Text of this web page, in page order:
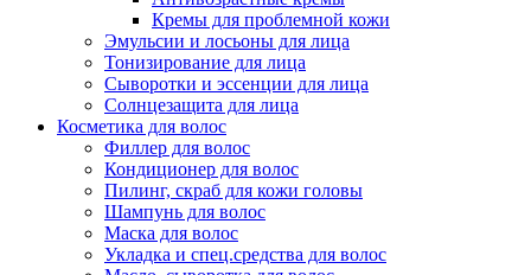
Кремы для проблемной кожи
Эмульсии и лосьоны для лица
Тонизирование для лица
Сыворотки и эссенции для лица
Солнцезащита для лица
Косметика для волос
Филлер для волос
Кондиционер для волос
Пилинг, скраб для кожи головы
Шампунь для волос
Маска для волос
Укладка и спец.средства для волос